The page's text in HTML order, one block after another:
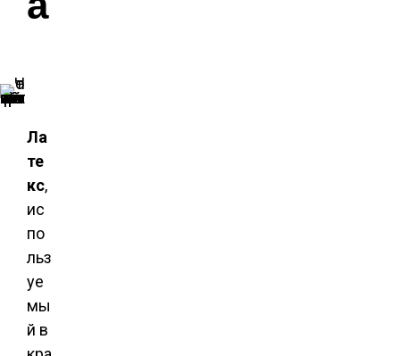
Основной компонент резиновой краски — латекс
Ла
те
кс,
ис
по
льз
уе
мы
й в